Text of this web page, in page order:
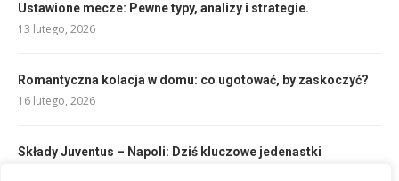
Ustawione mecze: Pewne typy, analizy i strategie.
13 lutego, 2026
Romantyczna kolacja w domu: co ugotować, by zaskoczyć?
16 lutego, 2026
Składy Juventus – Napoli: Dziś kluczowe jedenastki